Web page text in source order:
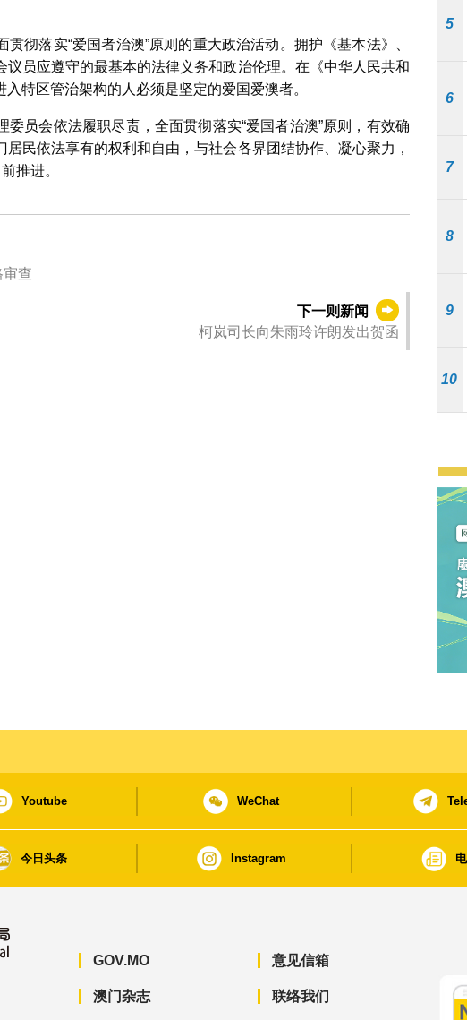
彻落实“爱国者治澳”原则的重大政治活动。拥护《基本法》、
员应遵守的最基本的法律义务和政治伦理。在《中华人民共和
特区管治架构的人必须是坚定的爱国爱澳者。
员会依法履职尽责，全面贯彻落实“爱国者治澳”原则，有效确
民依法享有的权利和自由，与社会各界团结协作、凝心聚力，
推进。
查
下一则新闻
柯岚司长向朱雨玲许朗发出贺函
5
6
7
8
9
10
宣
Youtube WeChat
今日头条 Instagram
GOV.MO
澳门杂志
意见信箱
联络我们